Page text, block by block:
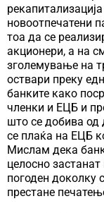
новоотпечатени
тоа да се
акционери, а на
зголемување на
оствари преку
банките како
членки и ЕЦБ и
што се добива од
се плаќа на ЕЦБ
Мислам дека
целосно
погоден доколку
престане